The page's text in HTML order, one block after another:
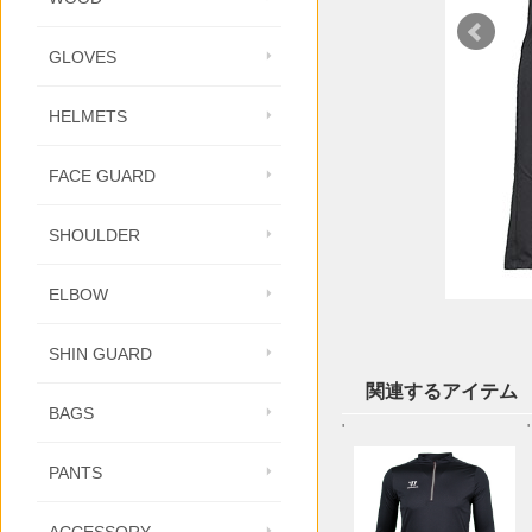
GLOVES
HELMETS
FACE GUARD
SHOULDER
ELBOW
SHIN GUARD
BAGS
PANTS
関連するアイテム
' '